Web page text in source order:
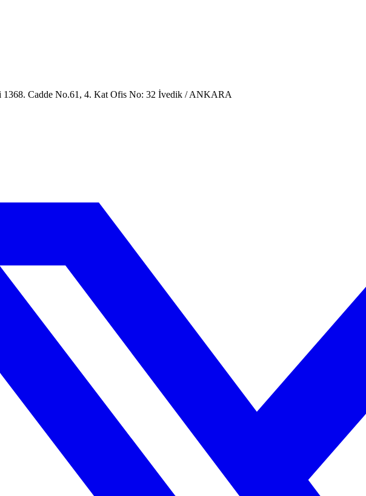
1368. Cadde No.61, 4. Kat Ofis No: 32 İvedik / ANKARA